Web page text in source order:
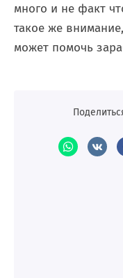
много и не факт
такое же
может помочь